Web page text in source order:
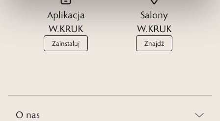
Aplikacja
W.KRUK
Zainstaluj
Salony
W.KRUK
Znajdź
O nas